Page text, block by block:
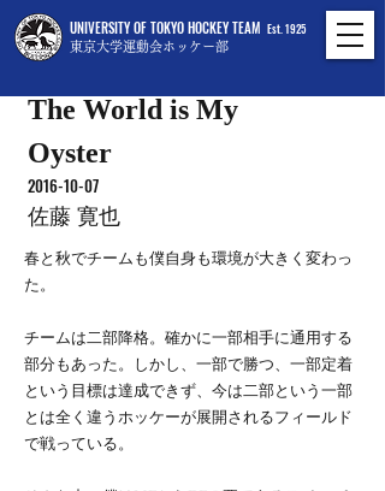
UNIVERSITY OF TOKYO HOCKEY TEAM
東京大学運動会ホッケー部
Est. 1925
The World is My
Oyster
2016-10-07
佐藤 寛也
春と秋でチームも僕自身も環境が大きく変わっ
た。
チームは二部降格。確かに一部相手に通用する
部分もあった。しかし、一部で勝つ、一部定着
という目標は達成できず、今は二部という一部
とは全く違うホッケーが展開されるフィールド
で戦っている。